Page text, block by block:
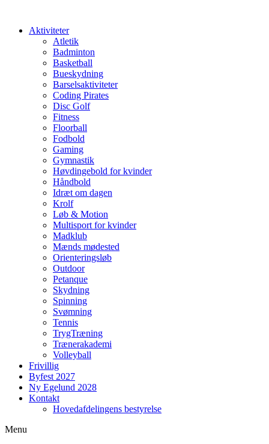
indholdAktiviteter
Atletik
Badminton
Basketball
Bueskydning
Barselsaktiviteter
Coding Pirates
Disc Golf
Fitness
Floorball
Fodbold
Gaming
Gymnastik
Høvdingebold for kvinder
Håndbold
Idræt om dagen
Krolf
Løb & Motion
Multisport for kvinder
Madklub
Mænds mødested
Orienteringsløb
Outdoor
Petanque
Skydning
Spinning
Svømning
Tennis
TrygTræning
Trænerakademi
Volleyball
Frivillig
Byfest 2027
Ny Egelund 2028
Kontakt
Hovedafdelingens bestyrelse
Menu